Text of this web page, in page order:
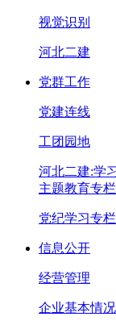
视觉识别
河北二建
党群工作
党建连线
工团园地
河北二建:学
主题教育专栏
党纪学习专栏
信息公开
经营管理
企业基本情况